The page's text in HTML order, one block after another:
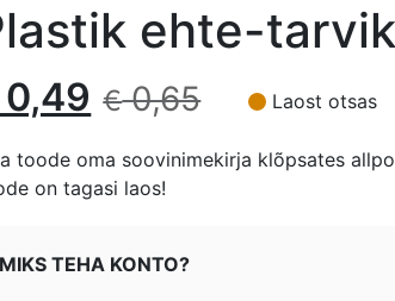
ehte-
€0,65
0,65.
0,49
0,49.
Laost otsas
toode oma soovinimekirja klõpsates
on tagasi laos!
MIKS TEHA KONTO?